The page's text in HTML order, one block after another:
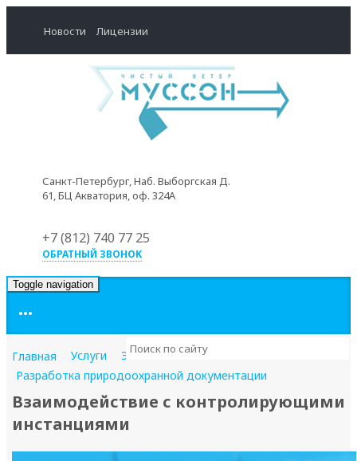
Новости Лицензии
Санкт-Петербург, Наб. Выборгская Д.
61, БЦ Акватория, оф. 324А
+7 (812) 740 77 25
ОБРАТНЫЙ ЗВОНОК
Toggle navigation
•••
Главная Услуги
Экология
Разработка природоохранной документации
Взаимодействие с контролирующими
инстанциями